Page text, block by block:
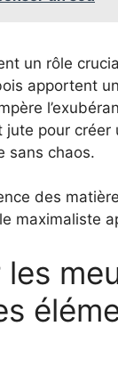
un rôle
apportent
jute pour créer
sans chaos.
des
maximaliste